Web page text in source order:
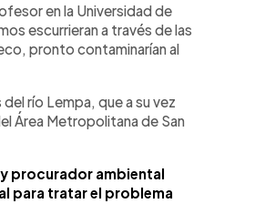
en la Universidad de
escurrieran a través de las
pronto contaminarían al
río Lempa, que a su vez
Área Metropolitana de San
procurador ambiental
para tratar el problema